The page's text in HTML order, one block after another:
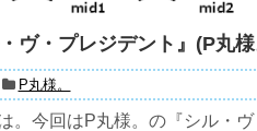
・ヴ・プレジデント』(P丸
P丸様。
。今回はP丸様。の『シル・